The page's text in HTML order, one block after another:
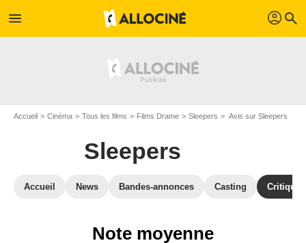
menu profil search
Accueil Cinéma Tous les films Films Drame Sleepers Avis sur Sleepers
Sleepers
Accueil News Bandes-annonces Casting
Note moyenne